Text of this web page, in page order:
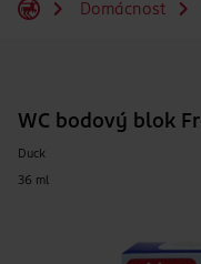
Domácnost
WC bodový blok
Duck
36 ml